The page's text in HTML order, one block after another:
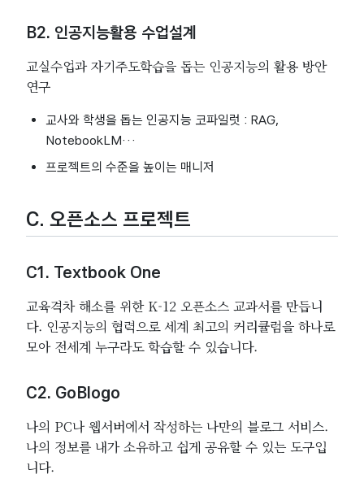
B2. 인공지능활용 수업설계
교실수업과 자기주도학습을 돕는 인공지능의 활용 방안
연구
교사와 학생을 돕는 인공지능 코파일럿 : RAG,
NotebookLM…
프로젝트의 수준을 높이는 매니저
C. 오픈소스 프로젝트
C1. Textbook One
교육격차 해소를 위한 K-12 오픈소스 교과서를 만듭니
다. 인공지능의 협력으로 세계 최고의 커리큘럼을 하나로
모아 전세계 누구라도 학습할 수 있습니다.
C2. GoBlogo
나의 PC나 웹서버에서 작성하는 나만의 블로그 서비스.
나의 정보를 내가 소유하고 쉽게 공유할 수 있는 도구입
니다.